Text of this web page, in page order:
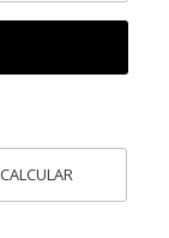
CALCULAR